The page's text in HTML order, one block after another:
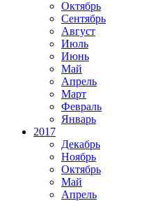
Октябрь
Сентябрь
Август
Июль
Июнь
Май
Апрель
Март
Февраль
Январь
2017
Декабрь
Ноябрь
Октябрь
Май
Апрель